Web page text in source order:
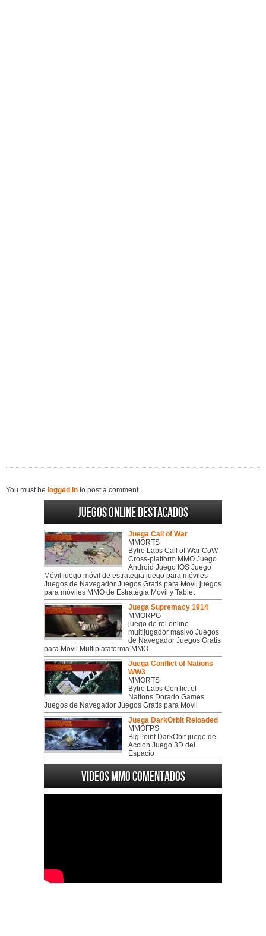
You must be logged in to post a comment.
Juegos online destacados
Juega Call of War
MMORTS
Bytro Labs Call of War CoW
Cross-platform MMO Juego
Android Juego IOS Juego
Móvil juego móvil de estrategia juego para móviles
Juegos de Navegador Juegos Gratis para Movil juegos
para móviles MMO de Estratégia Móvil y Tablet
Juega Supremacy 1914
MMORPG
juego de rol online
multijugador masivo Juegos
de Navegador Juegos Gratis
para Movil Multiplataforma MMO
Juega Conflict of Nations
WW3
MMORTS
Bytro Labs Conflict of
Nations Dorado Games
Juegos de Navegador Juegos Gratis para Movil
Juega DarkOrbit Reloaded
MMOFPS
BigPoint DarkObit juego de
Accion Juego 3D del
Espacio
Videos MMO Comentados